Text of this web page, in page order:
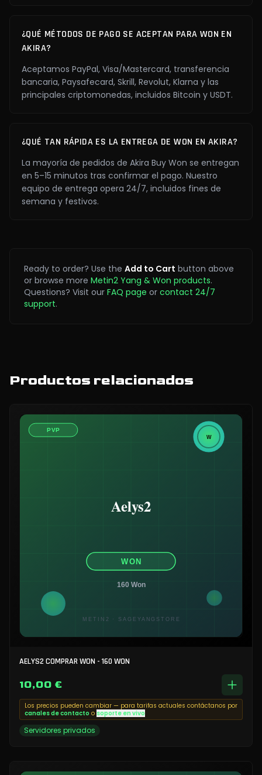
¿QUÉ MÉTODOS DE PAGO SE ACEPTAN PARA WON EN
AKIRA?
Aceptamos PayPal, Visa/Mastercard, transferencia
bancaria, Paysafecard, Skrill, Revolut, Klarna y las
principales criptomonedas, incluidos Bitcoin y USDT.
¿QUÉ TAN RÁPIDA ES LA ENTREGA DE WON EN AKIRA?
La mayoría de pedidos de Akira Buy Won se entregan
en 5–15 minutos tras confirmar el pago. Nuestro
equipo de entrega opera 24/7, incluidos fines de
semana y festivos.
Ready to order? Use the Add to Cart button above
or browse more Metin2 Yang & Won products.
Questions? Visit our FAQ page or contact 24/7
support.
Productos relacionados
AELYS2 COMPRAR WON - 160 WON
10,00 €
Los precios pueden cambiar — para tarifas actuales contáctanos por
canales de contacto o soporte en vivo
Servidores privados